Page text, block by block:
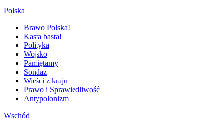
Polska
Brawo Polska!
Kasta basta!
Polityka
Wojsko
Pamiętamy
Sondaż
Wieści z kraju
Prawo i Sprawiedliwość
Antypolonizm
Wschód